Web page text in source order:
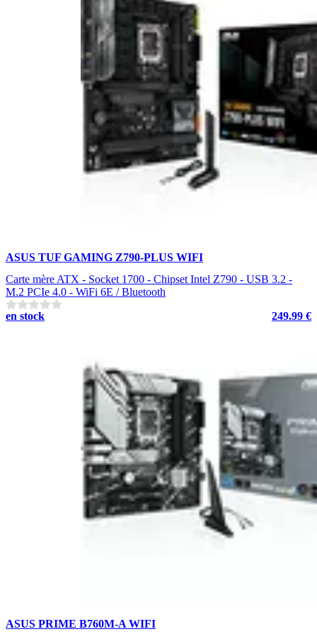
ASUS TUF GAMING Z790-PLUS WIFI
Carte mère ATX - Socket 1700 - Chipset Intel Z790 - USB 3.2 -
M.2 PCIe 4.0 - WiFi 6E / Bluetooth
en stock
249.99 €
ASUS PRIME B760M-A WIFI